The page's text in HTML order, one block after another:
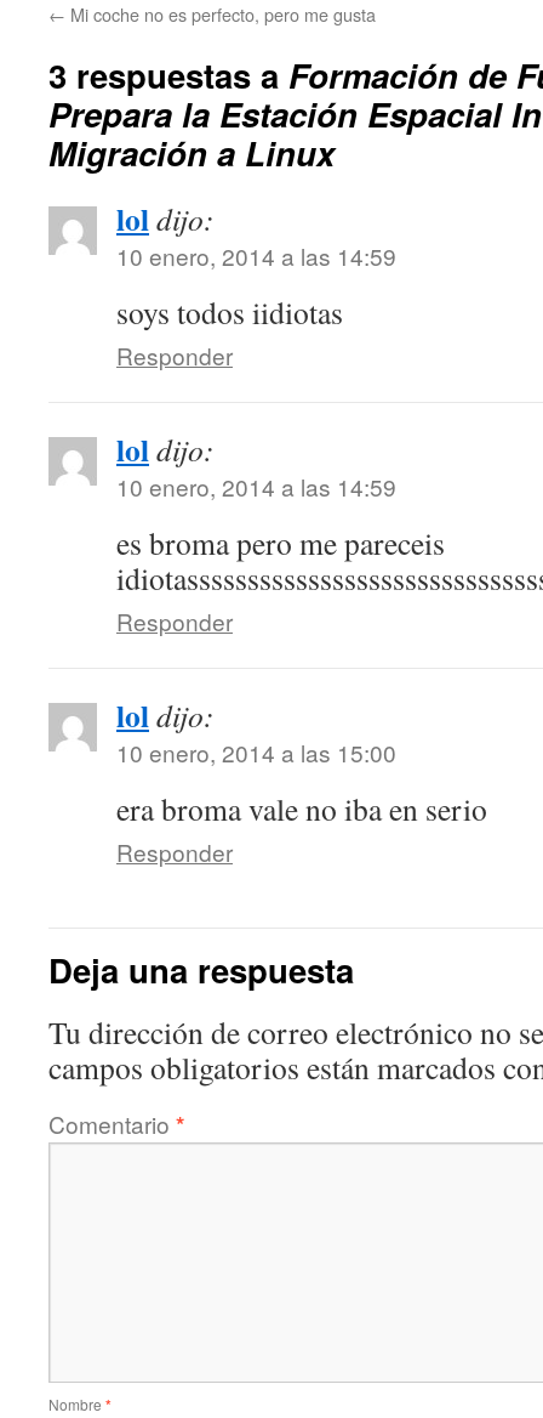
← Mi coche no es perfecto, pero me gusta
3 respuestas a Formación de
Prepara la Estación Espacial
Migración a Linux
loldijo:
10 enero, 2014 a las 14:59
soys todos iidiotas
Responder
loldijo:
10 enero, 2014 a las 14:59
es broma pero me pareceis
Responder
loldijo:
10 enero, 2014 a las 15:00
era broma vale no iba en serio
Responder
Deja una respuesta
Tu dirección de correo electrónico no
campos obligatorios están marcados
Comentario *
Nombre *